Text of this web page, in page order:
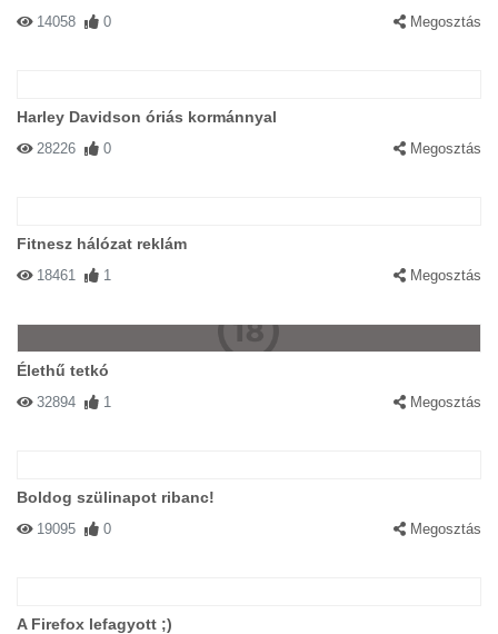
14058 0 Megosztás
Harley Davidson óriás kormánnyal
28226 0 Megosztás
Fitnesz hálózat reklám
18461 1 Megosztás
Élethű tetkó
32894 1 Megosztás
Boldog szülinapot ribanc!
19095 0 Megosztás
A Firefox lefagyott ;)